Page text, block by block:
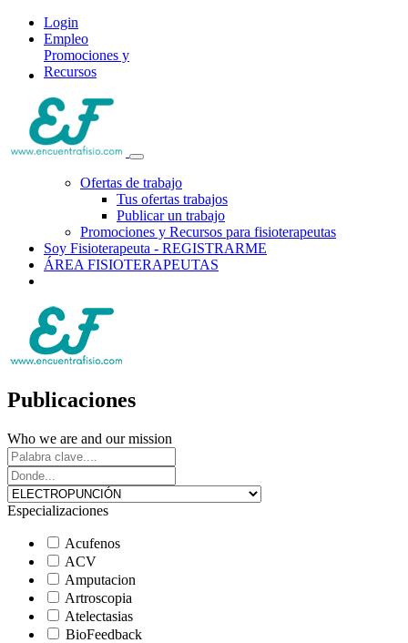
Login
Empleo
Promociones y
Recursos
Ofertas de trabajo
Tus ofertas trabajos
Publicar un trabajo
Promociones y Recursos para fisioterapeutas
Soy Fisioterapeuta - REGISTRARME
ÁREA FISIOTERAPEUTAS
Publicaciones
Who we are and our mission
Especializaciones
Acufenos
ACV
Amputacion
Artroscopia
Atelectasias
BioFeedback